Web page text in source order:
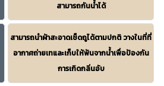
สามารถกันน้ำได้
สามารถนำผ้าสะอาดเช็ดถูได้ตามปกติ วางในที่ที่
อากาศถ่ายเทและเก็บให้พ้นจากน้ำเพื่อป้องกัน
การเกิดกลิ่นอับ